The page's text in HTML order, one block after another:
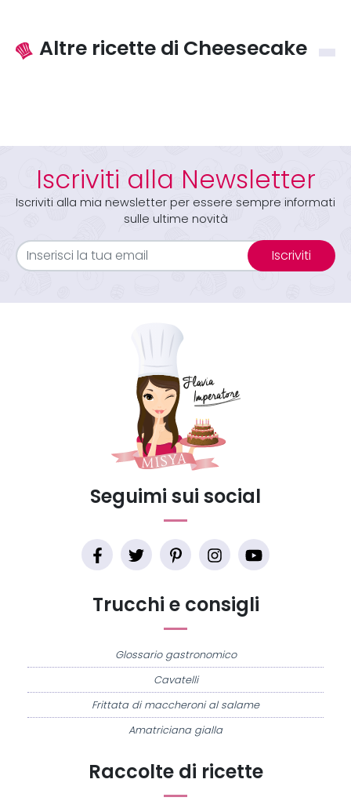
Altre ricette di Cheesecake
Iscriviti alla Newsletter
Iscriviti alla mia newsletter per essere sempre informati
sulle ultime novità
Iscriviti
Raccolte di ricette
Trucchi e consigli
Glossario gastronomico
Cavatelli
Frittata di maccheroni al salame
Amatriciana gialla
Seguimi sui social